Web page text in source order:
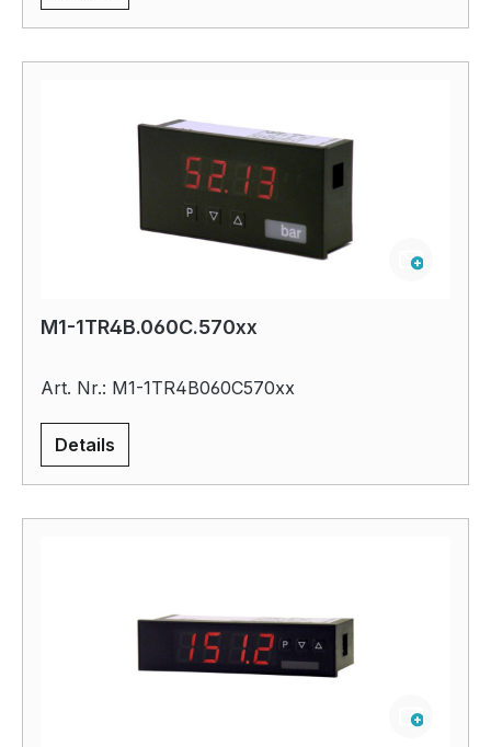
M1-1TR4B.060C.570xx
Art. Nr.: M1-1TR4B060C570xx
Details